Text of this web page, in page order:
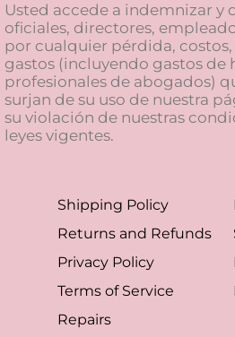
Usted accede a indemnizar y
oficiales, directores,
por cualquier pérdida,
gastos (incluyendo gastos de
profesionales de abogados)
surjan de su uso de nuestra
su violación de nuestras
leyes vigentes.
Shipping Policy
Returns and Refunds
Privacy Policy
Terms of Service
Repairs